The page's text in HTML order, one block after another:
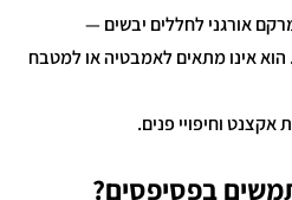
אורגני לחללים יבשים —
הוא אינו מתאים לאמבטיה או למטבח
וחיפויי פנים.
בפסיפסים?